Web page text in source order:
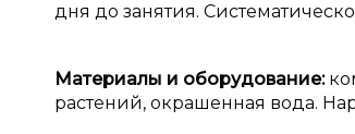
дня до занятия.
Материалы и оборудование:
растений, окрашенная вода.